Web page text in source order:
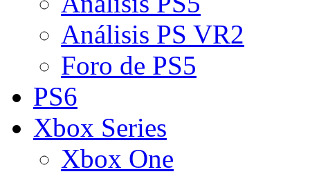
Análisis PS VR2
Foro de PS5
PS6
Xbox Series
Xbox One